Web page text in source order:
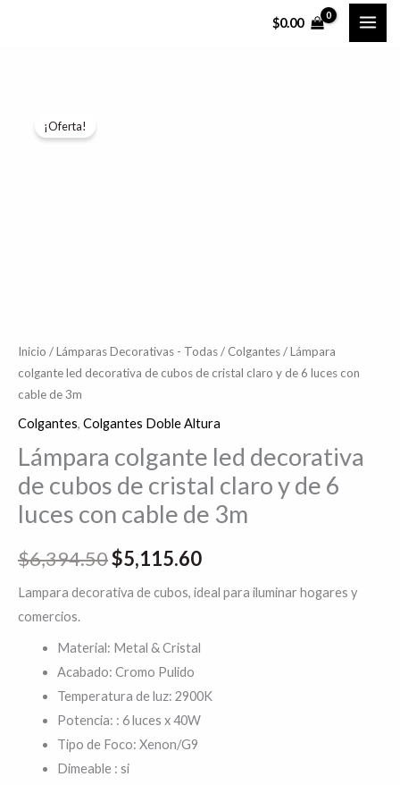
$0.00
¡Oferta!
Inicio /Lámparas Decorativas - Todas/ Colgantes/ Lámpara
colgante led decorativa de cubos de cristal claro y de 6 luces con
cable de 3m
Colgantes, Colgantes Doble Altura
Lámpara colgante led decorativa
de cubos de cristal claro y de 6
luces con cable de 3m
$6,394.50$5,115.60
Lampara decorativa de cubos, ideal para iluminar hogares y
comercios.
Material: Metal & Cristal
Acabado: Cromo Pulido
Temperatura de luz: 2900K
Potencia: : 6 luces x 40W
Tipo de Foco: Xenon/G9
Dimeable : si
colgante
de
6
luces
con
cable
de
3m
cantidad